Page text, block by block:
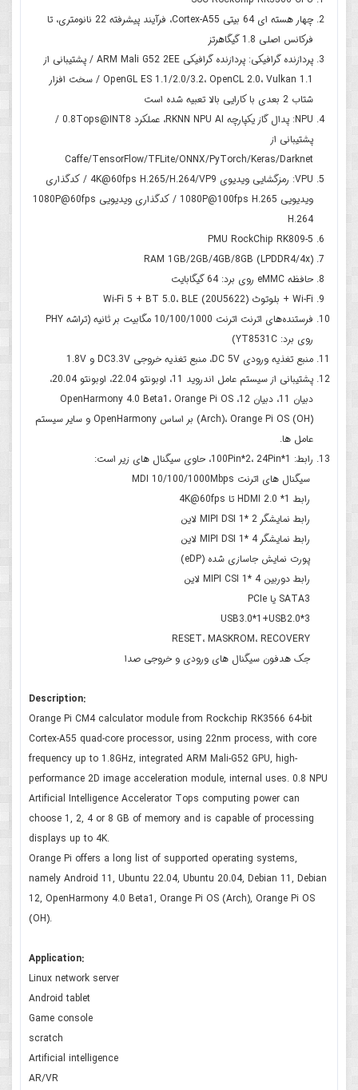
چهار هسته ای 64 بیتی Cortex-A55، فرآیند پیشرفته 22 نانومتری، تا
فرکانس اصلی 1.8 گیگاهرتز
پردازنده گرافیکی: پردازنده گرافیکی ARM Mali G52 2EE / پشتیبانی از
OpenGL ES 1.1/2.0/3.2، OpenCL 2.0، Vulkan 1.1 / سخت افزار
شتاب 2 بعدی با کارایی بالا تعبیه شده است
NPU: پدال گاز یکپارچه RKNN NPU AI، عملکرد 0.8Tops@INT8 /
پشتیبانی از
Caffe/TensorFlow/TFLite/ONNX/PyTorch/Keras/Darknet
VPU: رمزگشایی ویدیوی 4K@60fps H.265/H.264/VP9 / کدگذاری
ویدیویی 1080P@100fps H.265 / کدگذاری ویدیویی 1080P@60fps
H.264
PMU RockChip RK809-5
RAM 1GB/2GB/4GB/8GB (LPDDR4/4x)
حافظه eMMC روی برد: 64 گیگابایت
Wi-Fi + بلوتوث Wi-Fi 5 + BT 5.0، BLE (20U5622)
فرستنده‌های اترنت اترنت 10/100/1000 مگابیت بر ثانیه (تراشه PHY
روی برد: YT8531C)
منبع تغذیه ورودی DC 5V، منبع تغذیه خروجی DC3.3V و 1.8V
پشتیبانی از سیستم عامل اندروید 11، اوبونتو 22.04، اوبونتو 20.04،
دبیان 11، دبیان 12، OpenHarmony 4.0 Beta1، Orange Pi OS
(Arch)، Orange Pi OS (OH) بر اساس OpenHarmony و سایر سیستم
عامل ها.
رابط: 100Pin*2، 24Pin*1، حاوی سیگنال های زیر است:
سیگنال های اترنت MDI 10/100/1000Mbps
رابط 1* HDMI 2.0 تا 4K@60fps
رابط نمایشگر MIPI DSI 1* 2 لاین
رابط نمایشگر MIPI DSI 1* 4 لاین
پورت نمایش جاسازی شده (eDP)
رابط دوربین MIPI CSI 1* 4 لاین
جک هدفون سیگنال های ورودی و خروجی صدا
Description:
Orange Pi CM4 calculator module from Rockchip RK3566 64-bit
Cortex-A55 quad-core processor, using 22nm process, with core
frequency up to 1.8GHz, integrated ARM Mali-G52 GPU, high-
performance 2D image acceleration module, internal uses. 0.8 NPU
Artificial Intelligence Accelerator Tops computing power can
choose 1, 2, 4 or 8 GB of memory and is capable of processing
displays up to 4K.
Orange Pi offers a long list of supported operating systems,
namely Android 11, Ubuntu 22.04, Ubuntu 20.04, Debian 11, Debian
12, OpenHarmony 4.0 Beta1, Orange Pi OS (Arch), Orange Pi OS
(OH).
Application:
Linux network server
Android tablet
Game console
scratch
Artificial intelligence
AR/VR